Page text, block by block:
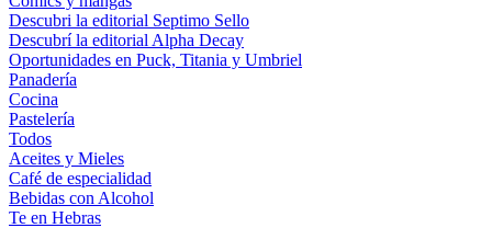
Descubri la editorial Septimo Sello
Descubrí la editorial Alpha Decay
Oportunidades en Puck, Titania y Umbriel
Panadería
Cocina
Pastelería
Todos
Aceites y Mieles
Café de especialidad
Bebidas con Alcohol
Te en Hebras